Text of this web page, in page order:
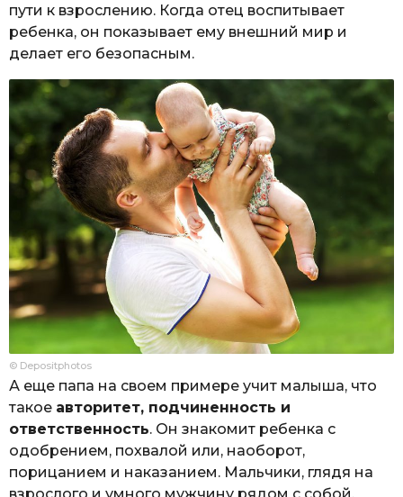
пути к взрослению. Когда отец воспитывает
ребенка, он показывает ему внешний мир и
делает его безопасным.
© Depositphotos
А еще папа на своем примере учит малыша, что
такое авторитет, подчиненность и
ответственность. Он знакомит ребенка с
одобрением, похвалой или, наоборот,
порицанием и наказанием. Мальчики, глядя на